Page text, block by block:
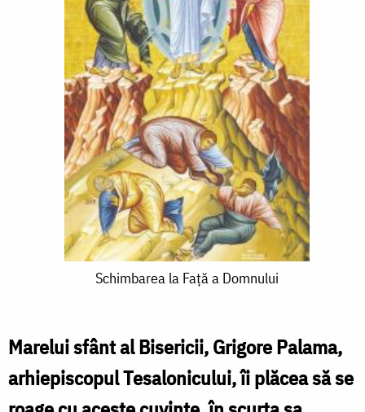
Schimbarea
Faţă
a
Domnului
Schimbarea la Faţă a Domnului
Marelui sfânt al Bisericii, Grigore Palama,
arhiepiscopul Tesalonicului, îi plăcea să se